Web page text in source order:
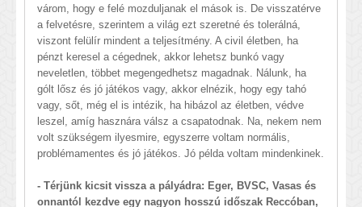
várom, hogy e felé mozduljanak el mások is. De visszatérve
a felvetésre, szerintem a világ ezt szeretné és tolerálná,
viszont felülír mindent a teljesítmény. A civil életben, ha
pénzt keresel a cégednek, akkor lehetsz bunkó vagy
neveletlen, többet megengedhetsz magadnak. Nálunk, ha
gólt lősz és jó játékos vagy, akkor elnézik, hogy egy tahó
vagy, sőt, még el is intézik, ha hibázol az életben, védve
leszel, amíg hasznára válsz a csapatodnak. Na, nekem nem
volt szükségem ilyesmire, egyszerre voltam normális,
problémamentes és jó játékos. Jó példa voltam mindenkinek.
- Térjünk kicsit vissza a pályádra: Eger, BVSC, Vasas és
onnantól kezdve egy nagyon hosszú időszak Reccóban,